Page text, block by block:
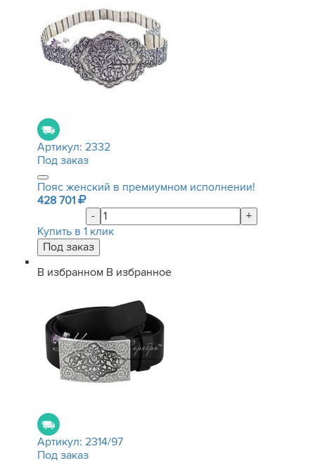
Артикул: 2332
Под заказ
Пояс женский в премиумном исполнении!
428 701
-
+
Купить в 1 клик
В избранном В избранное
Артикул: 2314/97
Под заказ